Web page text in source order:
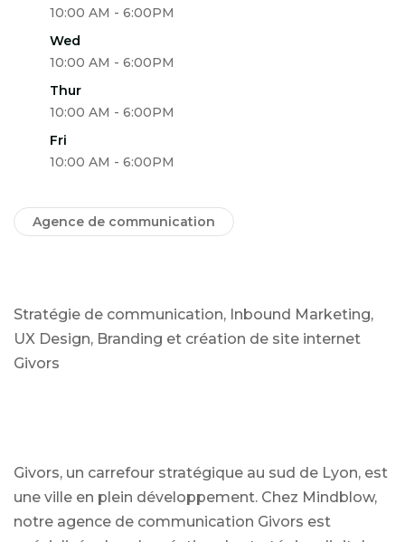
10:00 AM - 6:00PM
Wed
10:00 AM - 6:00PM
Thur
10:00 AM - 6:00PM
Fri
10:00 AM - 6:00PM
Agence de communication
Stratégie de communication, Inbound Marketing,
UX Design, Branding et création de site internet
Givors
Givors, un carrefour stratégique au sud de Lyon, est
une ville en plein développement. Chez Mindblow,
notre agence de communication Givors est